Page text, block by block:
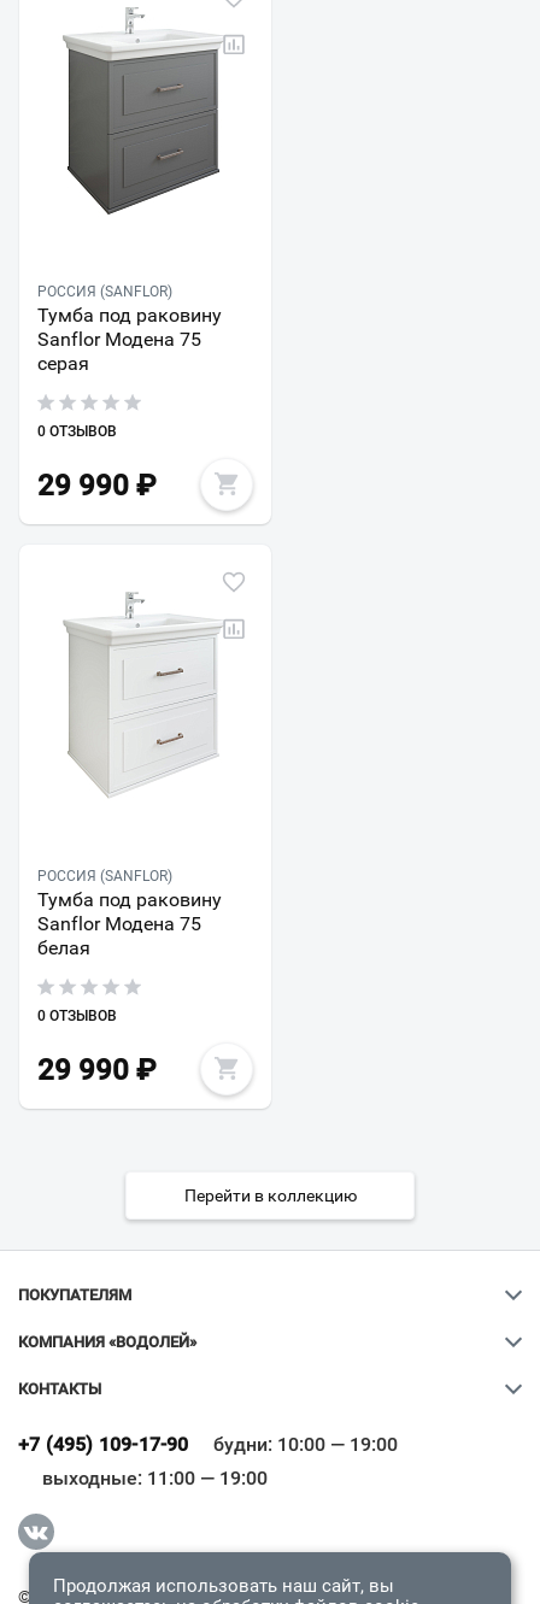
РОССИЯ (SANFLOR)
Тумба под раковину
Sanflor Модена 75
серая
0 ОТЗЫВОВ
29 990 ₽
РОССИЯ (SANFLOR)
Тумба под раковину
Sanflor Модена 75
белая
0 ОТЗЫВОВ
29 990 ₽
Перейти в коллекцию
ПОКУПАТЕЛЯМ
КОМПАНИЯ «ВОДОЛЕЙ»
КОНТАКТЫ
+7 (495) 109-17-90
будни: 10:00 — 19:00
выходные: 11:00 — 19:00
© 2009-2026 «Водолей Онлайн». Все права защищены.
Всё верно
Продолжая использовать наш сайт, вы